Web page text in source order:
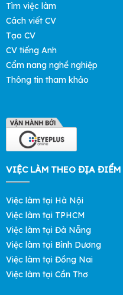
Tìm việc làm
Cách viết CV
Tạo CV
CV tiếng Anh
Cẩm nang nghề nghiệp
Thông tin tham khảo
VIỆC LÀM THEO ĐỊA ĐIỂM
Việc làm tại Hà Nội
Việc làm tại TPHCM
Việc làm tại Đà Nẵng
Việc làm tại Bình Dương
Việc làm tại Đồng Nai
Việc làm tại Cần Thơ